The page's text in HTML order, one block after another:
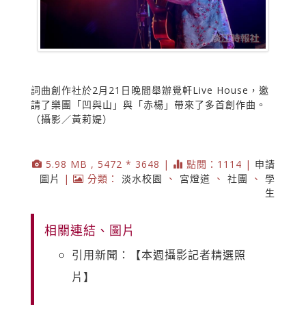
詞曲創作社於2月21日晚間舉辦覺軒Live House，邀
請了樂團「凹與山」與「赤楊」帶來了多首創作曲。
（攝影／黃莉媞）
5.98 MB , 5472 * 3648 | 點閱：1114 | 申請
圖片
| 分類： 淡水校園 、 宮燈道 、 社團 、 學
生
相關連結、圖片
引用新聞：【本週攝影記者精選照
片】